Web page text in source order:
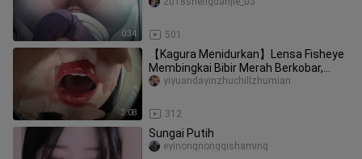
0:34 501
3:08
【Kagura Menidurkan】Lensa Fisheye
Membingkai Bibir Merah Berkobar,
Bisikan Lembut Bantu Tidur, Ikuti
312
yiyuandayinzhuchillzhumian
Sungai Putih
eyinongnongqishaming